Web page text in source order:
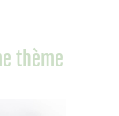
thème